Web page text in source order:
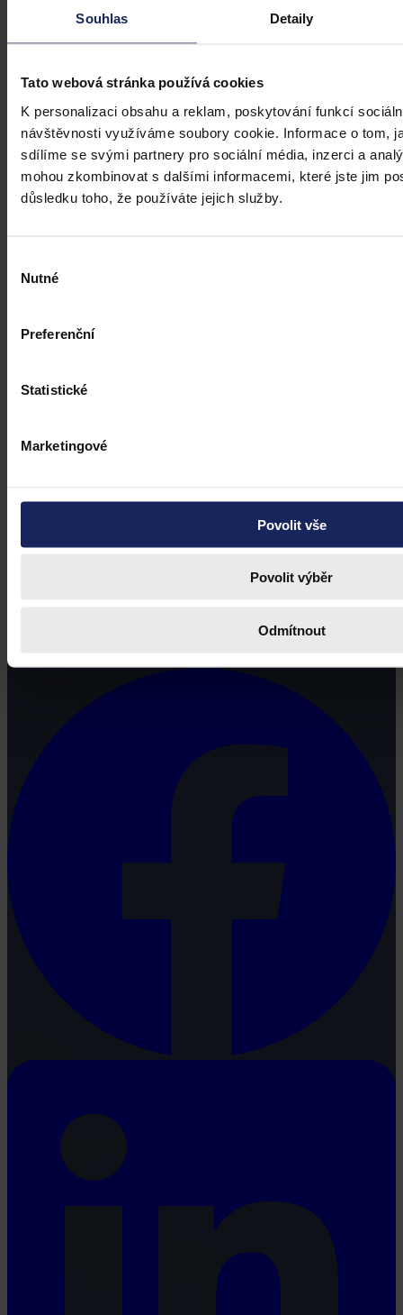
Souhlas Detaily
Tato webová stránka používá cookies
K personalizaci obsahu a reklam, poskytování funkcí
návštěvnosti využíváme soubory cookie. Informace o tom,
sdílíme se svými partnery pro sociální média, inzerci a
mohou zkombinovat s dalšími informacemi, které jste jim
důsledku toho, že používáte jejich služby.
souhlasu
Nutné
Preferenční
Statistické
Marketingové
Povolit vše
Povolit výběr
Odmítnout
veřejném zdravotním pojištění
zákona o veřejném zdravotním pojištění, ve znění pozdějších
publikována pod č. 119/2026 Sb.
Mgr. Martin Glogar • 30. července 2026, 07:27
profesionálové a zástupci právnických profesí, ale všichni, kteří